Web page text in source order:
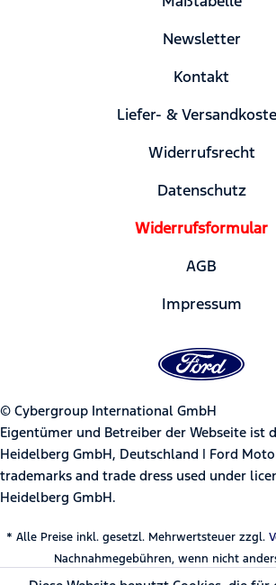
Newsletter
Kontakt
Liefer- &
Widerrufsrecht
Datenschutz
Widerrufsformular
AGB
Impressum
© Cybergroup International GmbH
Eigentümer und Betreiber der Webseite ist
Heidelberg GmbH, Deutschland | Ford
trademarks and trade dress used under
Heidelberg GmbH.
* Alle Preise inkl. gesetzl. Mehrwertsteuer zzgl.
Nachnahmegebühren, wenn nicht